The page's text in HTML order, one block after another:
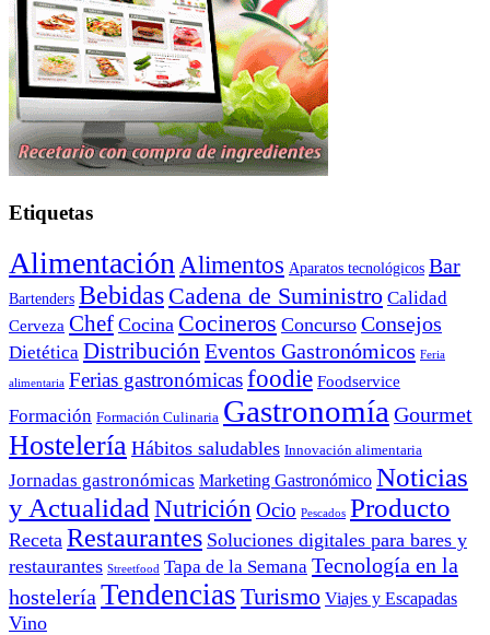
Etiquetas
Alimentación Alimentos Aparatos tecnológicos Bar
Bartenders Bebidas Cadena de Suministro Calidad
Cerveza Chef Cocina Cocineros Concurso Consejos
Dietética Distribución Eventos Gastronómicos Feria
alimentaria Ferias gastronómicasfoodie Foodservice
Formación Formación Culinaria Gastronomía Gourmet
Hostelería Hábitos saludables Innovación alimentaria
Jornadas gastronómicas Marketing Gastronómico Noticias
y Actualidad Nutrición Ocio Pescados Producto
Receta Restaurantes Soluciones digitales para bares y
restaurantes Streetfood Tapa de la Semana Tecnología en la
hostelería Tendencias Turismo Viajes y Escapadas
Vino